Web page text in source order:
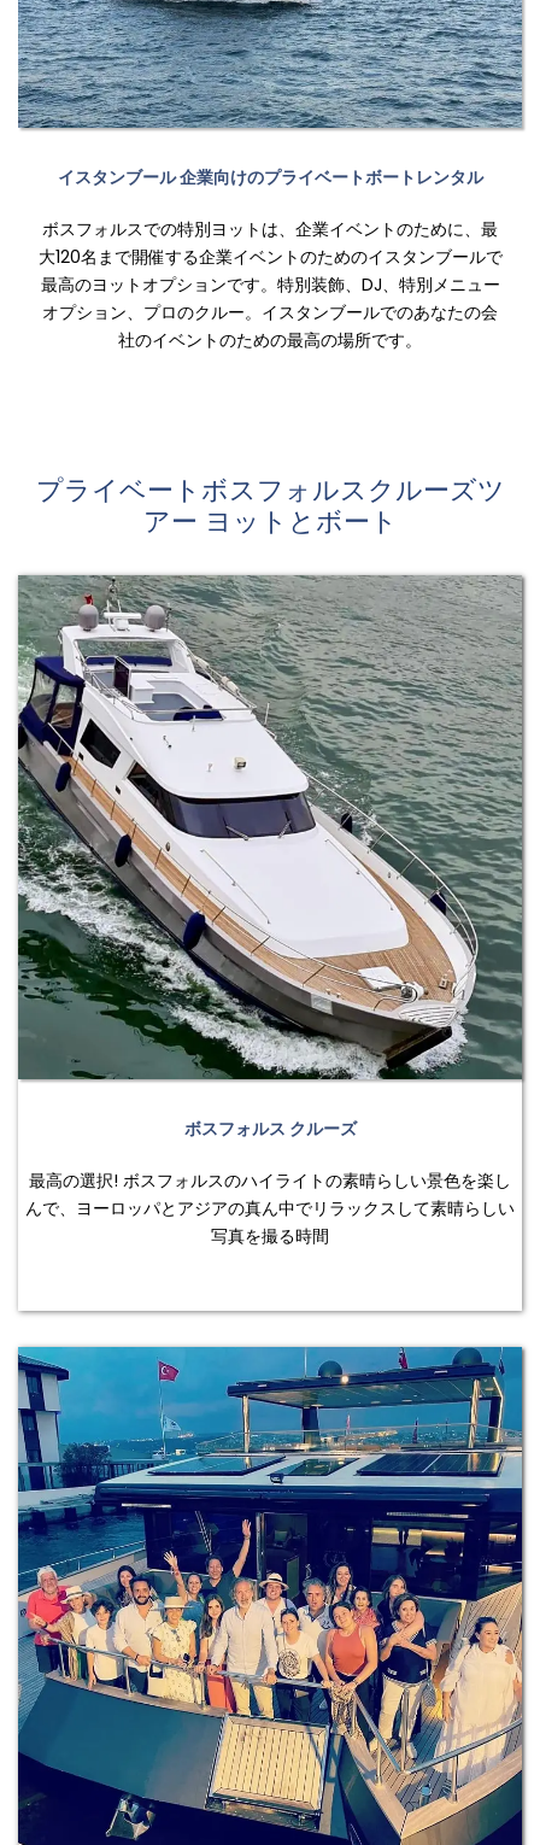
イスタンブール 企業向けのプライベートボートレンタル
ボスフォルスでの特別ヨットは、企業イベントのために、最
大120名まで開催する企業イベントのためのイスタンブールで
最高のヨットオプションです。特別装飾、DJ、特別メニュー
オプション、プロのクルー。イスタンブールでのあなたの会
社のイベントのための最高の場所です。
プライベートボスフォルスクルーズツ
アー ヨットとボート
ボスフォルス クルーズ
最高の選択! ボスフォルスのハイライトの素晴らしい景色を楽し
んで、ヨーロッパとアジアの真ん中でリラックスして素晴らしい
写真を撮る時間